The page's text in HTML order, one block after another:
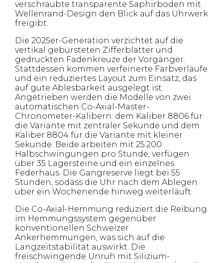
verschraubte transparente Saphirboden mit
Wellenrand-Design den Blick auf das Uhrwerk
freigibt.
Die 2025er-Generation verzichtet auf die
vertikal gebürsteten Zifferblätter und
gedruckten Fadenkreuze der Vorgänger.
Stattdessen kommen verfeinerte Farbverläufe
und ein reduziertes Layout zum Einsatz, das
auf gute Ablesbarkeit ausgelegt ist.
Angetrieben werden die Modelle von zwei
automatischen Co-Axial-Master-
Chronometer-Kalibern: dem Kaliber 8806 für
die Variante mit zentraler Sekunde und dem
Kaliber 8804 für die Variante mit kleiner
Sekunde. Beide arbeiten mit 25.200
Halbschwingungen pro Stunde, verfügen
über 35 Lagersteine und ein einzelnes
Federhaus. Die Gangreserve liegt bei 55
Stunden, sodass die Uhr nach dem Ablegen
über ein Wochenende hinweg weiterläuft.
Die Co-Axial-Hemmung reduziert die Reibung
im Hemmungssystem gegenüber
konventionellen Schweizer
Ankerhemmungen, was sich auf die
Langzeitstabilität auswirkt. Die
freischwingende Unruh mit Silizium-